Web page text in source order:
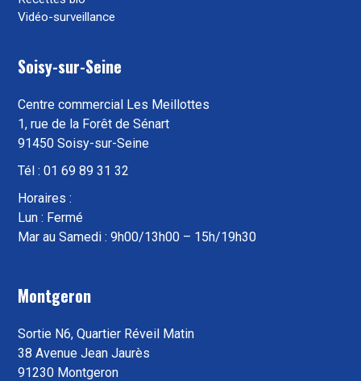
Vidéo-surveillance
Soisy-sur-Seine
Centre commercial Les Meillottes
1, rue de la Forêt de Sénart
91450 Soisy-sur-Seine
Tél : 01 69 89 31 32
Horaires :
Lun : Fermé
Mar au Samedi : 9h00/13h00 – 15h/19h30
Montgeron
Sortie N6, Quartier Réveil Matin
38 Avenue Jean Jaurès
91230 Montgeron